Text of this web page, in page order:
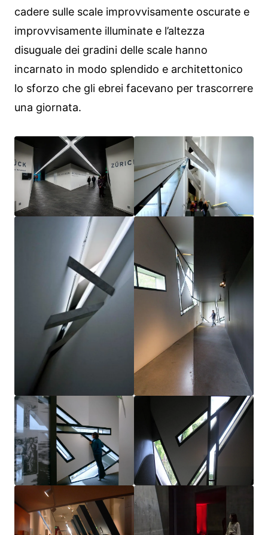
cadere sulle scale improvvisamente oscurate e
improvvisamente illuminate e l’altezza
disuguale dei gradini delle scale hanno
incarnato in modo splendido e architettonico
lo sforzo che gli ebrei facevano per trascorrere
una giornata.